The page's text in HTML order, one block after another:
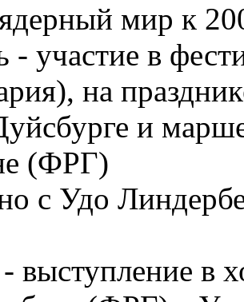
мир к
- участие в
на
и
(ФРГ)
с Удо
- выступление в